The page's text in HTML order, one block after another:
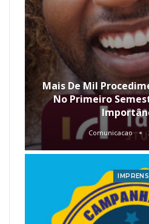
Mais De Mil
No Primeiro
Comunicacao